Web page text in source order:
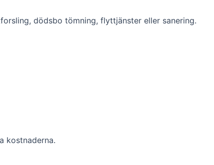
dödsbo tömning, flyttjänster eller sanering.
kostnaderna.